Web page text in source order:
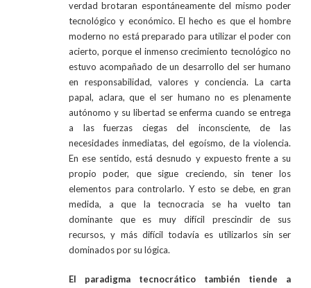
verdad brotaran espontáneamente del mismo poder
tecnológico y económico. El hecho es que el hombre
moderno no está preparado para utilizar el poder con
acierto, porque el inmenso crecimiento tecnológico no
estuvo acompañado de un desarrollo del ser humano
en responsabilidad, valores y conciencia. La carta
papal, aclara, que el ser humano no es plenamente
autónomo y su libertad se enferma cuando se entrega
a las fuerzas ciegas del inconsciente, de las
necesidades inmediatas, del egoísmo, de la violencia.
En ese sentido, está desnudo y expuesto frente a su
propio poder, que sigue creciendo, sin tener los
elementos para controlarlo. Y esto se debe, en gran
medida, a que la tecnocracia se ha vuelto tan
dominante que es muy difícil prescindir de sus
recursos, y más difícil todavía es utilizarlos sin ser
dominados por su lógica.
El paradigma tecnocrático también tiende a